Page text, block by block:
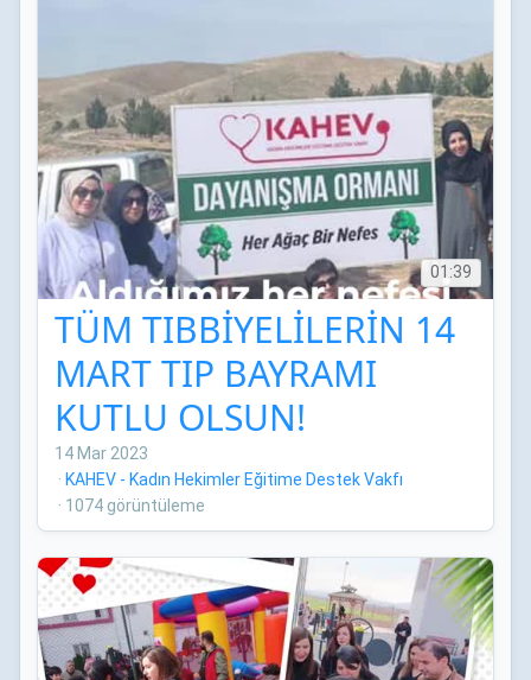
01:39
TÜM TIBBİYELİLERİN 14
MART TIP BAYRAMI
KUTLU OLSUN!
14 Mar 2023
· KAHEV - Kadın Hekimler Eğitime Destek Vakfı
· 1074 görüntüleme